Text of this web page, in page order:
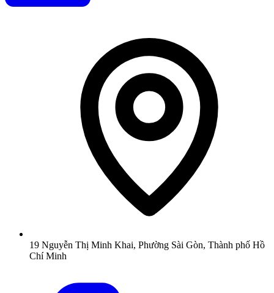
19 Nguyễn Thị Minh Khai, Phường Sài Gòn, Thành phố Hồ
Chí Minh